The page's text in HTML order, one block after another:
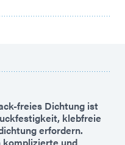
freies Dichtung ist
klebfreie
erfordern.